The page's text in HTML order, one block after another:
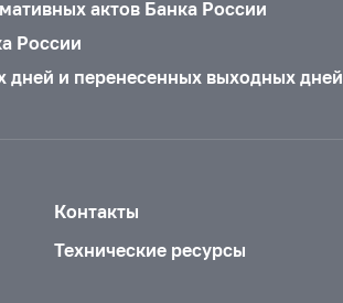
актов Банка России
России
дней и перенесенных выходных дней
Контакты
Технические ресурсы